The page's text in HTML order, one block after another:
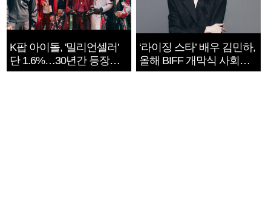
K팝 아이돌, '밀리언셀러'
단 1.6%…30년간 등장
1182개팀 전수조사
‘라이징 스타’ 배우 김민하,
올해 BIFF 개막식 사회자
확정